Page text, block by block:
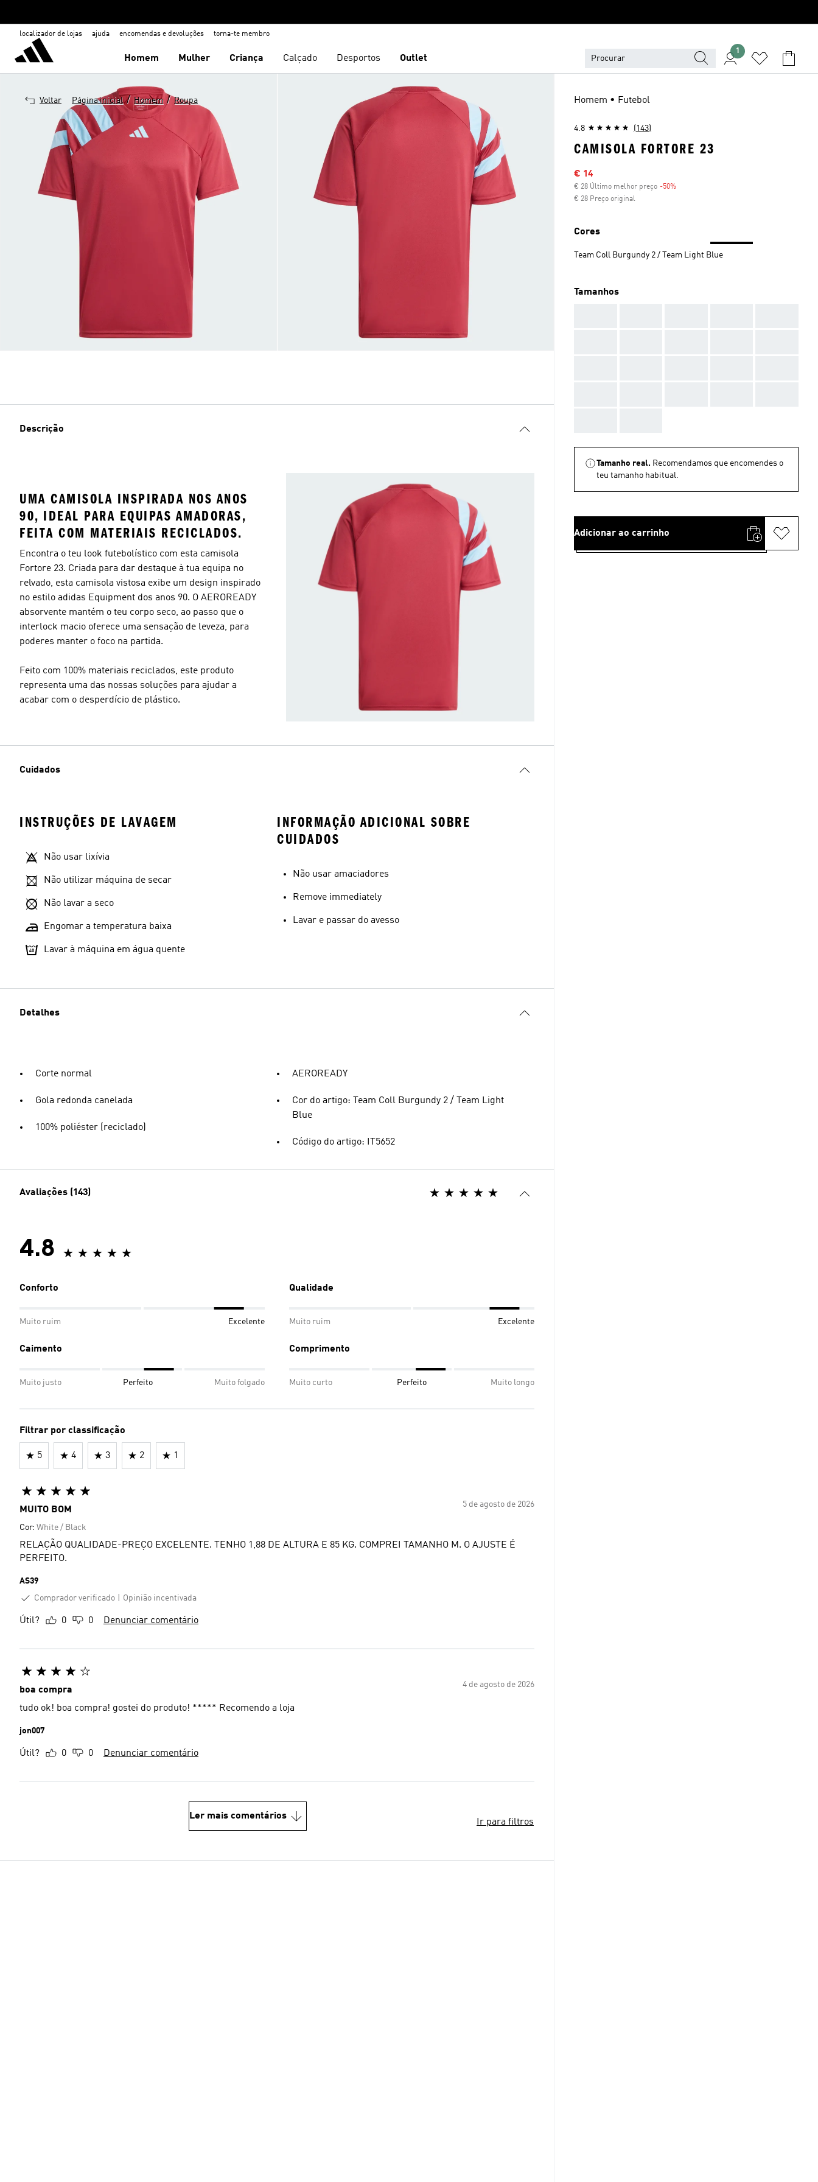
localizador de lojas ajuda encomendas e devoluções torna-te membro
Homem Mulher Criança Calçado Desportos Outlet
1
Voltar Página inicial / Homem / Roupa
Descrição
UMA CAMISOLA INSPIRADA NOS ANOS
90, IDEAL PARA EQUIPAS AMADORAS,
FEITA COM MATERIAIS RECICLADOS.
Encontra o teu look futebolístico com esta camisola
Fortore 23. Criada para dar destaque à tua equipa no
relvado, esta camisola vistosa exibe um design inspirado
no estilo adidas Equipment dos anos 90. O AEROREADY
absorvente mantém o teu corpo seco, ao passo que o
interlock macio oferece uma sensação de leveza, para
poderes manter o foco na partida.
Feito com 100% materiais reciclados, este produto
representa uma das nossas soluções para ajudar a
acabar com o desperdício de plástico.
Cuidados
INSTRUÇÕES DE LAVAGEM
Não usar lixívia
Não utilizar máquina de secar
Não lavar a seco
Engomar a temperatura baixa
Lavar à máquina em água quente
INFORMAÇÃO ADICIONAL SOBRE
CUIDADOS
Não usar amaciadores
Remove immediately
Lavar e passar do avesso
Detalhes
Corte normal
Gola redonda canelada
100% poliéster (reciclado)
AEROREADY
Cor do artigo: Team Coll Burgundy 2 / Team Light
Blue
Código do artigo: IT5652
Avaliações (143)
4.8
Conforto
Muito ruim Excelente
Qualidade
Muito ruim Excelente
Caimento
Muito justo Perfeito Muito folgado
Comprimento
Muito curto Perfeito Muito longo
Filtrar por classificação
5 4 3 2 1
5 de agosto de 2026
MUITO BOM
Cor: White / Black
RELAÇÃO QUALIDADE-PREÇO EXCELENTE. TENHO 1,88 DE ALTURA E 85 KG. COMPREI TAMANHO M. O AJUSTE É
PERFEITO.
AS39
Comprador verificado
Opinião incentivada
Útil? 0 0 Denunciar comentário
4 de agosto de 2026
boa compra
tudo ok! boa compra! gostei do produto! ***** Recomendo a loja
jon007
Útil? 0 0 Denunciar comentário
Ler mais comentários
Ir para filtros
Homem • Futebol
4.8 (143)
CAMISOLA FORTORE 23
Preço com desconto
€ 14
€ 28 Último melhor preço -50%
€ 28 Preço original
Cores
Team Coll Burgundy 2 / Team Light Blue
Tamanhos
Tamanho real. Recomendamos que encomendes o
teu tamanho habitual.
Adicionar ao carrinho